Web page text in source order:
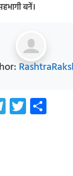
बनें।
Telegram
Twitter